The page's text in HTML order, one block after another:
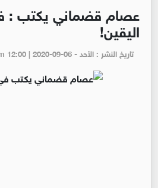
عصام قضماني يكتب :
اليقين!
تاريخ النشر : الأحد - am 12:00 | 2020-09-06